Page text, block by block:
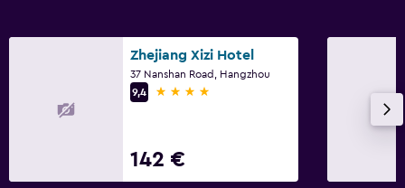
Zhejiang Xizi Hotel
37 Nanshan Road, Hangzhou
9,4
4 stelle
142 €